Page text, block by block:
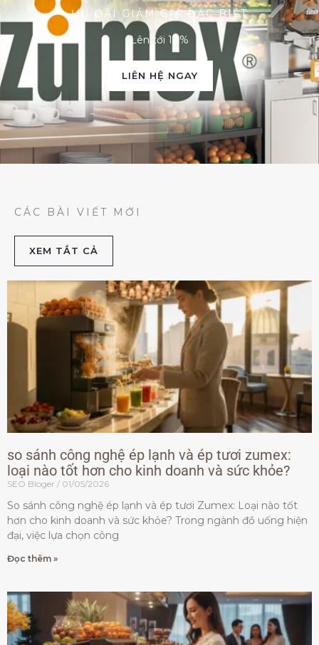
ƯU ĐÃI GIẢM GIÁ ĐẶC BIỆT
Lên tới 10%
LIÊN HỆ NGAY
CÁC BÀI VIẾT MỚI
XEM TẮT CẢ
so sánh công nghệ ép lạnh và ép tươi zumex:
loại nào tốt hơn cho kinh doanh và sức khỏe?
SEO Bloger 01/05/2026
So sánh công nghệ ép lạnh và ép tươi Zumex: Loại nào tốt
hơn cho kinh doanh và sức khỏe? Trong ngành đồ uống hiện
đại, việc lựa chọn công
Đọc thêm »